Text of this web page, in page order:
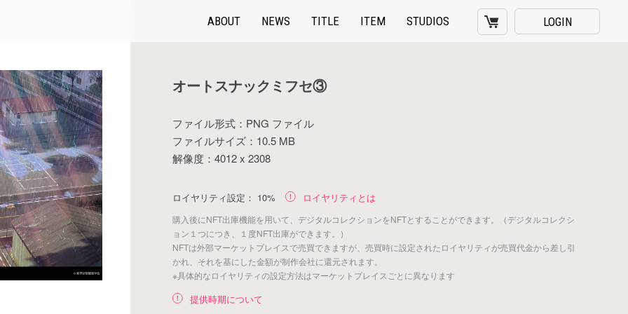
ABOUT NEWS TITLE ITEM STUDIOS LOGIN
CART
オートスナックミフセ③
ファイル形式：PNG ファイル
ファイルサイズ：10.5 MB
解像度：4012 x 2308
ロイヤリティ設定： 10% ロイヤリティとは
購入後にNFT出庫機能を用いて、デジタルコレクションをNFTとすることができます。（デジタルコレクシ
ョン１つにつき、１度NFT出庫ができます。）
NFTは外部マーケットプレイスで売買できますが、売買時に設定されたロイヤリティが売買代金から差し引
かれ、それを基にした金額が制作会社に還元されます。
※具体的なロイヤリティの設定方法はマーケットプレイスごとに異なります
提供時期について